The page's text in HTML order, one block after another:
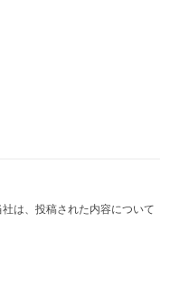
は、投稿された内容について